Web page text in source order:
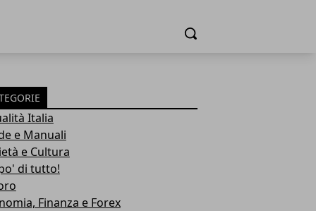
Cerca
Italia
e Manuali
e Cultura
di tutto!
Finanza e Forex